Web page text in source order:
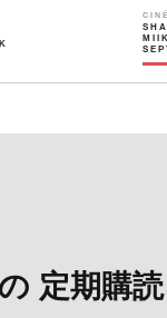
定期購